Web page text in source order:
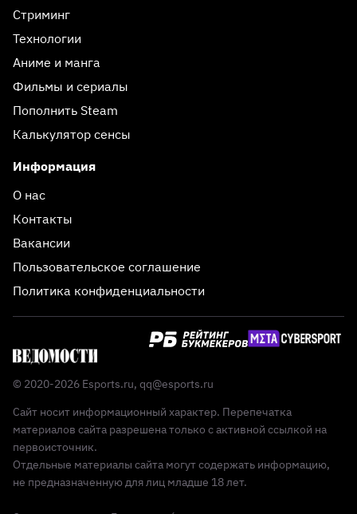
Стриминг
Технологии
Аниме и манга
Фильмы и сериалы
Пополнить Steam
Калькулятор сенсы
Информация
О нас
Контакты
Вакансии
Пользовательское соглашение
Политика конфиденциальности
© 2020-2026 Esports.ru, qq@esports.ru
Сайт носит информационный характер. Перепечатка
материалов сайта разрешена только с активной ссылкой на
первоисточник.
Отдельные материалы сайта могут содержать информацию,
не предназначенную для лиц младше 18 лет.